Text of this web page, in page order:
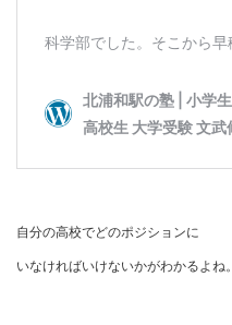
自分の高校でどのポジションに
いなければいけないかがわかるよね。